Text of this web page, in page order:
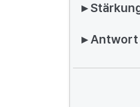
▸
▸ Antwort